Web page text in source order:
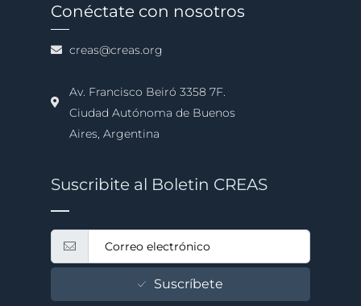
Conéctate con nosotros
creas@creas.org
Av. Francisco Beiró 3358 7F.
Ciudad Autónoma de Buenos
Aires, Argentina
Suscribite al Boletin CREAS
Suscríbete